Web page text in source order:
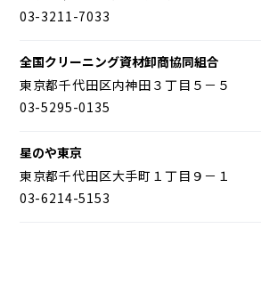
03-3211-7033
全国クリーニング資材卸商協同組合
東京都千代田区内神田３丁目５－５
03-5295-0135
星のや東京
東京都千代田区大手町１丁目９－１
03-6214-5153